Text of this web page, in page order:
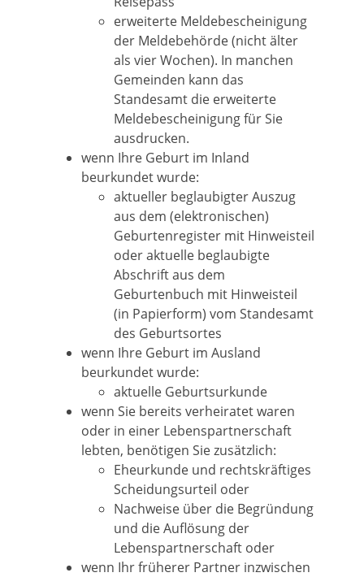
erweiterte Meldebescheinigung
der Meldebehörde (nicht älter
als vier Wochen). In manchen
Gemeinden kann das
Standesamt die erweiterte
Meldebescheinigung für Sie
ausdrucken.
wenn Ihre Geburt im Inland
beurkundet wurde:
aktueller beglaubigter Auszug
aus dem (elektronischen)
Geburtenregister mit Hinweisteil
oder aktuelle beglaubigte
Abschrift aus dem
Geburtenbuch mit Hinweisteil
(in Papierform) vom Standesamt
des Geburtsortes
wenn Ihre Geburt im Ausland
beurkundet wurde:
​​​​​aktuelle Geburtsurkunde
wenn Sie bereits verheiratet waren
oder in einer Lebenspartnerschaft
lebten, benötigen Sie zusätzlich:
Eheurkunde und rechtskräftiges
Scheidungsurteil oder
Nachweise über die Begründung
und die Auflösung der
Lebenspartnerschaft oder
wenn Ihr früherer Partner inzwischen